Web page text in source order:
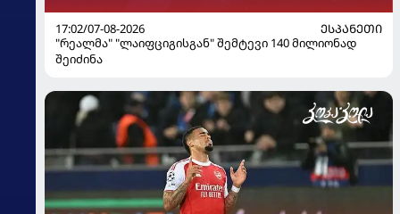
17:02/07-08-2026
ᲔᲡᲞᲐᲜᲔᲗᲘ
"რეალმა" "ლაიფციგისგან" შემტევი 140 მილიონად
შეიძინა